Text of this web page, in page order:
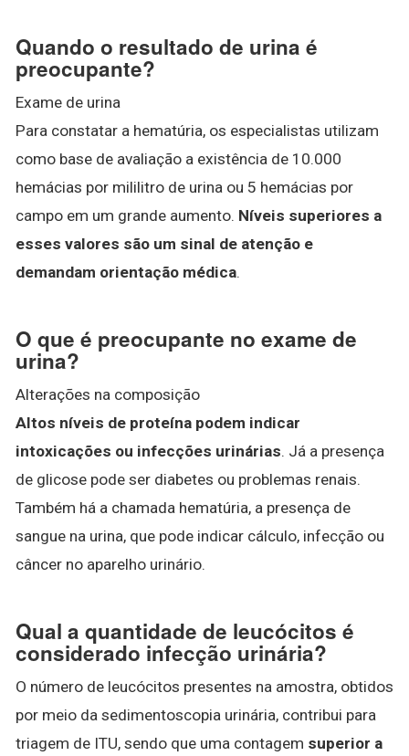
Quando o resultado de urina é
preocupante?
Exame de urina
Para constatar a hematúria, os especialistas utilizam
como base de avaliação a existência de 10.000
hemácias por mililitro de urina ou 5 hemácias por
campo em um grande aumento. Níveis superiores a
esses valores são um sinal de atenção e
demandam orientação médica.
O que é preocupante no exame de
urina?
Alterações na composição
Altos níveis de proteína podem indicar
intoxicações ou infecções urinárias. Já a presença
de glicose pode ser diabetes ou problemas renais.
Também há a chamada hematúria, a presença de
sangue na urina, que pode indicar cálculo, infecção ou
câncer no aparelho urinário.
Qual a quantidade de leucócitos é
considerado infecção urinária?
O número de leucócitos presentes na amostra, obtidos
por meio da sedimentoscopia urinária, contribui para
triagem de ITU, sendo que uma contagem superior a